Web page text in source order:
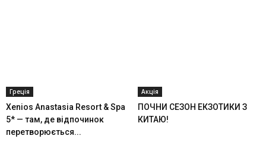
Греція
Xenios Anastasia Resort & Spa
5* — там, де відпочинок
перетворюється...
Акція
ПОЧНИ СЕЗОН ЕКЗОТИКИ З
КИТАЮ!